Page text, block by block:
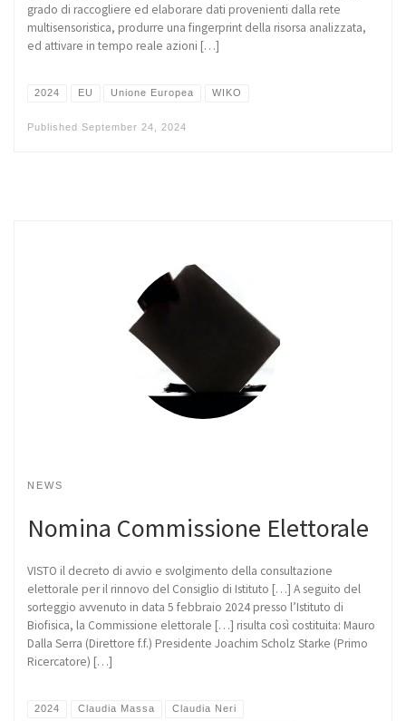
grado di raccogliere ed elaborare dati provenienti dalla rete
multisensoristica, produrre una fingerprint della risorsa analizzata,
ed attivare in tempo reale azioni […]
2024 EU Unione Europea WIKO
Published September 24, 2024
NEWS
Nomina Commissione Elettorale
VISTO il decreto di avvio e svolgimento della consultazione
elettorale per il rinnovo del Consiglio di Istituto […] A seguito del
sorteggio avvenuto in data 5 febbraio 2024 presso l’Istituto di
Biofisica, la Commissione elettorale […] risulta così costituita: Mauro
Dalla Serra (Direttore f.f.) Presidente Joachim Scholz Starke (Primo
Ricercatore) […]
2024 Claudia Massa Claudia Neri